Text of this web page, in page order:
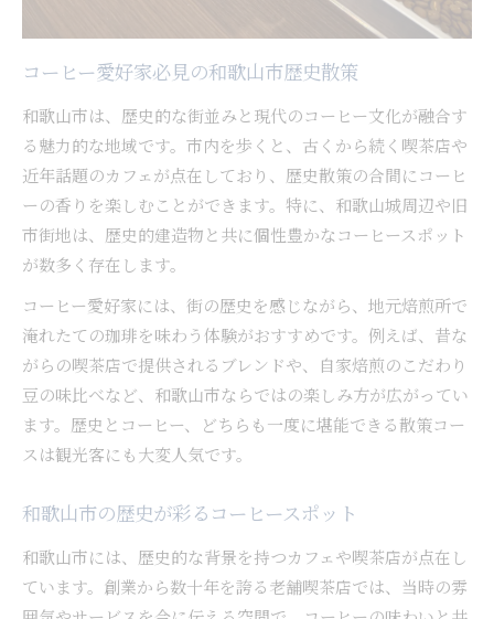
コーヒー愛好家必見の和歌山市歴史散策
和歌山市は、歴史的な街並みと現代のコーヒー文化が融合す
る魅力的な地域です。市内を歩くと、古くから続く喫茶店や
近年話題のカフェが点在しており、歴史散策の合間にコーヒ
ーの香りを楽しむことができます。特に、和歌山城周辺や旧
市街地は、歴史的建造物と共に個性豊かなコーヒースポット
が数多く存在します。
コーヒー愛好家には、街の歴史を感じながら、地元焙煎所で
淹れたての珈琲を味わう体験がおすすめです。例えば、昔な
がらの喫茶店で提供されるブレンドや、自家焙煎のこだわり
豆の味比べなど、和歌山市ならではの楽しみ方が広がってい
ます。歴史とコーヒー、どちらも一度に堪能できる散策コー
スは観光客にも大変人気です。
和歌山市の歴史が彩るコーヒースポット
和歌山市には、歴史的な背景を持つカフェや喫茶店が点在し
ています。創業から数十年を誇る老舗喫茶店では、当時の雰